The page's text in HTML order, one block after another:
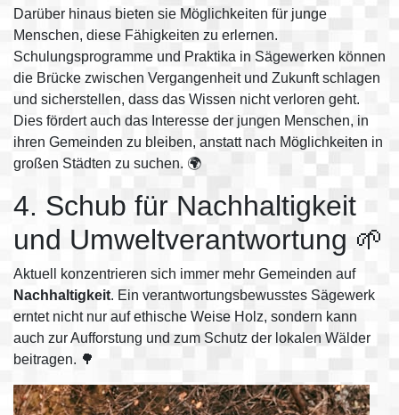
Darüber hinaus bieten sie Möglichkeiten für junge
Menschen, diese Fähigkeiten zu erlernen.
Schulungsprogramme und Praktika in Sägewerken können
die Brücke zwischen Vergangenheit und Zukunft schlagen
und sicherstellen, dass das Wissen nicht verloren geht.
Dies fördert auch das Interesse der jungen Menschen, in
ihren Gemeinden zu bleiben, anstatt nach Möglichkeiten in
großen Städten zu suchen. 🌍
4. Schub für Nachhaltigkeit
und Umweltverantwortung 🌱
Aktuell konzentrieren sich immer mehr Gemeinden auf
Nachhaltigkeit. Ein verantwortungsbewusstes Sägewerk
erntet nicht nur auf ethische Weise Holz, sondern kann
auch zur Aufforstung und zum Schutz der lokalen Wälder
beitragen. 🌳